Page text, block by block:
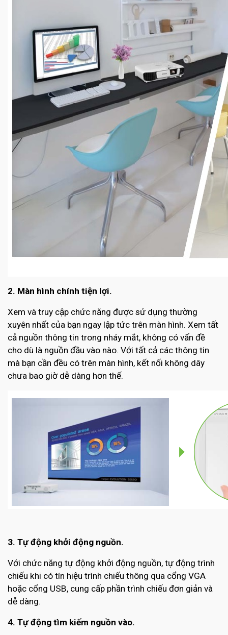
2. Màn hình chính tiện lợi.
Xem và truy cập chức năng được sử dụng thường
xuyên nhất của bạn ngay lập tức trên màn hình. Xem tất
cả nguồn thông tin trong nháy mắt, không có vấn đề
cho dù là nguồn đầu vào nào. Với tất cả các thông tin
mà bạn cần đều có trên màn hình, kết nối không dây
chưa bao giờ dễ dàng hơn thế.
3. Tự động khởi động nguồn.
Với chức năng tự động khởi động nguồn, tự động trình
chiếu khi có tín hiệu trình chiếu thông qua cổng VGA
hoặc cổng USB, cung cấp phần trình chiếu đơn giản và
dễ dàng.
4. Tự động tìm kiếm nguồn vào.